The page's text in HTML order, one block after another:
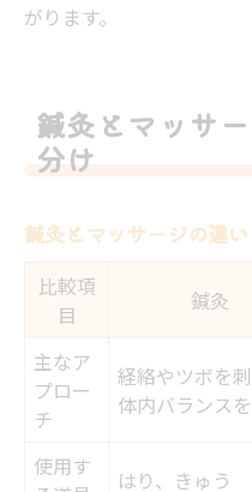
がります。
鍼灸とマッサ
分け
鍼灸とマッサージの違
比較項
目
鍼灸
主なア
プロー
チ
経絡やツボを
体内バランス
使用す
はり、きゅう